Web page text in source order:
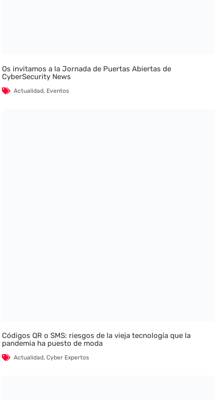
Os invitamos a la Jornada de Puertas Abiertas de
CyberSecurity News
Actualidad, Eventos
Códigos QR o SMS: riesgos de la vieja tecnología que la
pandemia ha puesto de moda
Actualidad,Cyber Expertos